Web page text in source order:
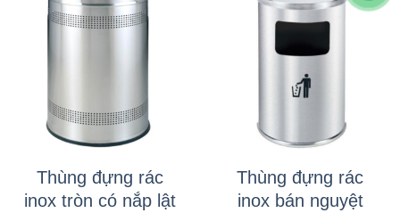
Thùng đựng rác
inox tròn có nắp lật
Thùng đựng rác
inox bán nguyệt